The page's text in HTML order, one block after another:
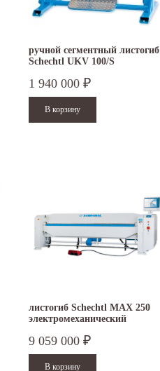
ручной сегментный листогиб
Schechtl UKV 100/S
1 940 000 ₽
листогиб Schechtl MAX 250
электромеханический
9 059 000 ₽